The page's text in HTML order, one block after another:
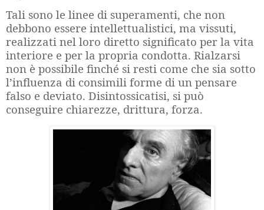
Tali sono le linee di superamenti, che non
debbono essere intellettualistici, ma vissuti,
realizzati nel loro diretto significato per la vita
interiore e per la propria condotta. Rialzarsi
non è possibile finché si resti come che sia sotto
l’influenza di consimili forme di un pensare
falso e deviato. Disintossicatisi, si può
conseguire chiarezze, drittura, forza.